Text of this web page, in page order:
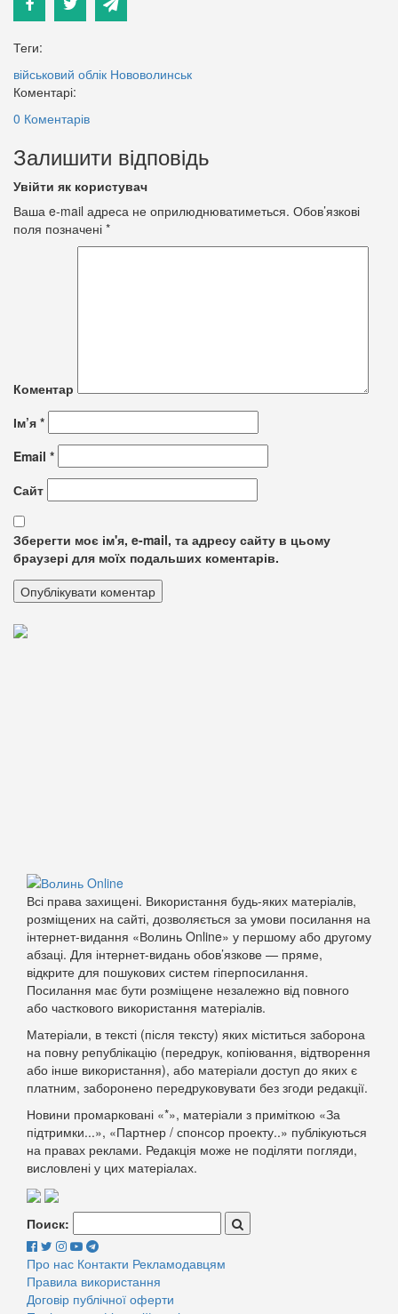
Теги:
військовий облік Нововолинськ
Коментарі:
0 Коментарів
Залишити відповідь
Увійти як користувач
Ваша e-mail адреса не оприлюднюватиметься. Обов’язкові
поля позначені *
Коментар
Ім’я *
Email *
Сайт
Зберегти моє ім'я, e-mail, та адресу сайту в цьому
браузері для моїх подальших коментарів.
Всі права захищені. Використання будь-яких матеріалів,
розміщених на сайті, дозволяється за умови посилання на
інтернет-видання «Волинь Online» у першому або другому
абзаці. Для інтернет-видань обов’язкове — пряме,
відкрите для пошукових систем гіперпосилання.
Посилання має бути розміщене незалежно від повного
або часткового використання матеріалів.
Матеріали, в тексті (після тексту) яких міститься заборона
на повну републікацію (передрук, копіювання, відтворення
або інше використання), або матеріали доступ до яких є
платним, заборонено передруковувати без згоди редакції.
Новини промарковані «*», матеріали з приміткою «За
підтримки...», «Партнер / спонсор проекту..» публікуються
на правах реклами. Редакція може не поділяти погляди,
висловлені у цих матеріалах.
Поиск:
Про нас Контакти Рекламодавцям
Правила використання
Договір публічної оферти